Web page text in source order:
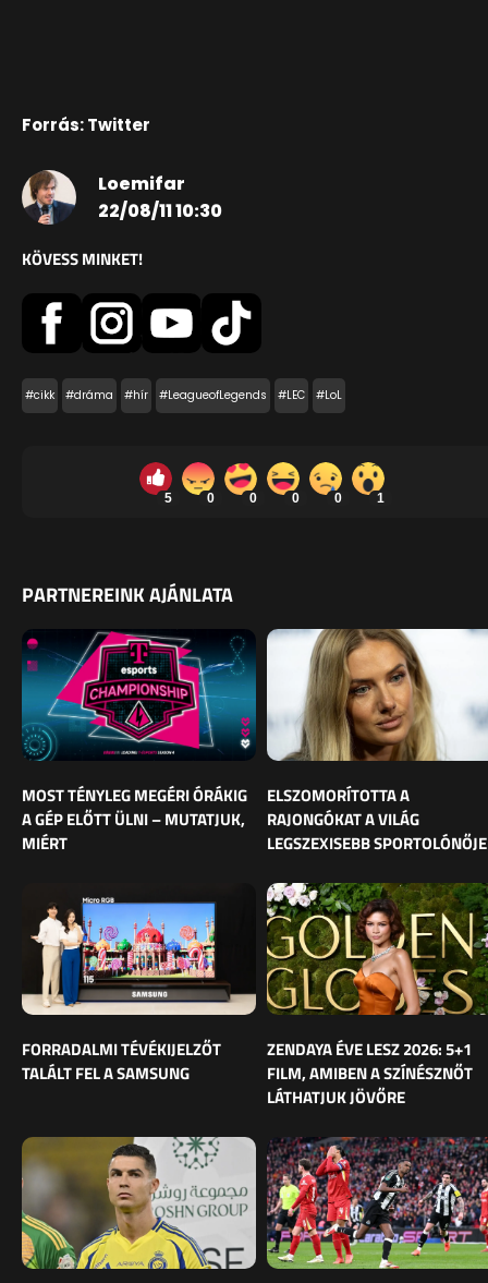
Forrás: Twitter
Loemifar
22/08/11 10:30
KÖVESS MINKET!
#cikk #dráma #hír #LeagueofLegends #LEC #LoL
5 0 0 0 0 1
PARTNEREINK AJÁNLATA
MOST TÉNYLEG MEGÉRI ÓRÁKIG
A GÉP ELŐTT ÜLNI – MUTATJUK,
MIÉRT
ELSZOMORÍTOTTA A
RAJONGÓKAT A VILÁG
LEGSZEXISEBB SPORTOLÓNŐJE
FORRADALMI TÉVÉKIJELZŐT
TALÁLT FEL A SAMSUNG
ZENDAYA ÉVE LESZ 2026: 5+1
FILM, AMIBEN A SZÍNÉSZNŐT
LÁTHATJUK JÖVŐRE